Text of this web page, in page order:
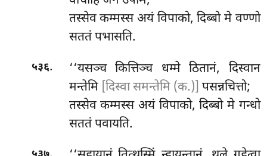
तस्सेव कम्मस्स अयं विपाको, दिब्बो मे वण्णो
सततं पभासति.
५३६.
‘‘यसञ्च कित्तिञ्च धम्मे ठितानं, दिस्वान
मन्तेमि [दिस्वा समन्तेमि (क.)] पसन्नचित्तो;
तस्सेव कम्मस्स अयं विपाको, दिब्बो मे गन्धो
सततं पवायति.